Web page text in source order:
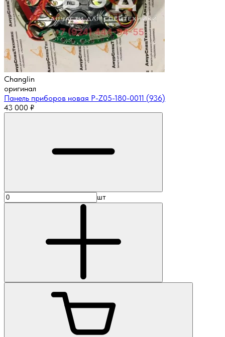
Changlin
оригинал
Панель приборов новая P-Z05-180-0011 (936)
43 000 ₽
шт